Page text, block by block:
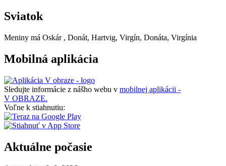
Sviatok
Meniny má Oskár , Donát, Hartvig, Virgín, Donáta, Virgínia
Mobilná aplikácia
Sledujte informácie z nášho webu v mobilnej aplikácii -
V OBRAZE.
Voľne k stiahnutiu:
Aktuálne počasie